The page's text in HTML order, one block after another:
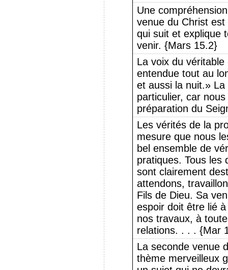
Une
venue du Christ est
qui suit et explique
venir. {Mars 15.2}
La voix du
entendue tout au
et aussi la nuit.»
particulier, car
préparation du
Les vérités de la
mesure que nous
bel ensemble de
pratiques. Tous les
sont clairement
attendons,
Fils de Dieu. Sa
espoir doit être lié
nos travaux, à
relations. . . . {Mar
La seconde venue
thème merveilleux